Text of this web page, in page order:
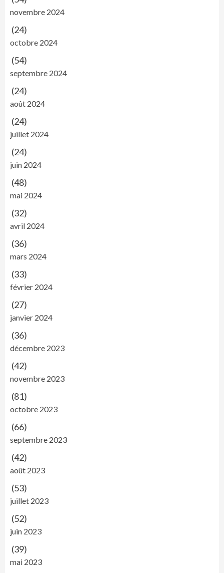
novembre 2024
(24)
octobre 2024
(54)
septembre 2024
(24)
août 2024
(24)
juillet 2024
(24)
juin 2024
(48)
mai 2024
(32)
avril 2024
(36)
mars 2024
(33)
février 2024
(27)
janvier 2024
(36)
décembre 2023
(42)
novembre 2023
(81)
octobre 2023
(66)
septembre 2023
(42)
août 2023
(53)
juillet 2023
(52)
juin 2023
(39)
mai 2023